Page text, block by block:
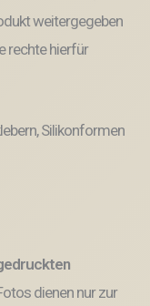
weitergegeben
rechte hierfür
Silikonformen
dienen nur zur